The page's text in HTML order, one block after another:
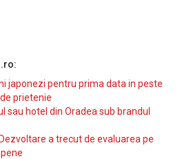
japonezi pentru prima data in peste
prietenie
sau hotel din Oradea sub brandul
a trecut de evaluarea pe